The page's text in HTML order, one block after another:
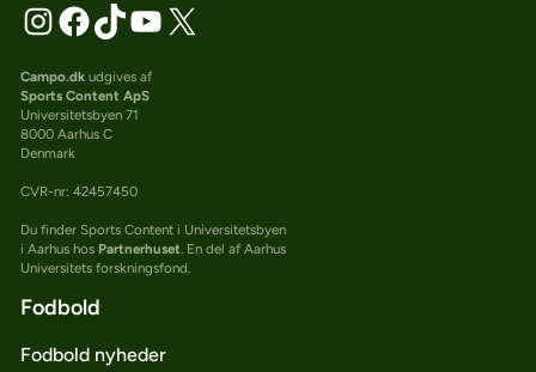
Campo.dkudgives af
Sports Content ApS
Universitetsbyen 71
8000 Aarhus C
Denmark
CVR-nr: 42457450
Du finder Sports Content i Universitetsbyen
i Aarhus hos Partnerhuset. En del af Aarhus
Universitets forskningsfond.
Fodbold
Fodbold nyheder